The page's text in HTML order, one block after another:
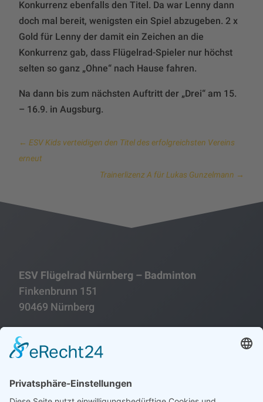
Konkurrenz ebenfalls den Titel. Da war Lenny dann
doch mal bereit, wenigsten ein Spiel abzugeben. 2 x
Gold für Lenny der damit ein Zeichen an die
Konkurrenz gab, dass Flügelrad-Spieler nur höchst
selten so ganz „Ohne“ nach Hause fahren.
Na dann bis zum nächsten Auftritt der „Drei“ am 15.
– 16.9. in Augsburg.
← ESV Kids verteidigen den Titel des erfolgreichsten Vereins
erneut
Trainerlizenz A für Lukas Gunzelmann →
ESV Flügelrad Nürnberg – Badminton
Finkenbrunn 151
90469 Nürnberg
Impressum